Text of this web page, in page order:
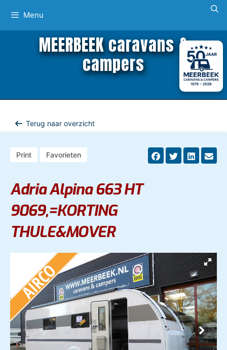
naar
de
Menu
MEERBEEK caravans &
campers
Terug naar overzicht
Print Favorieten
Adria Alpina 663 HT
9069,=KORTING
THULE&MOVER